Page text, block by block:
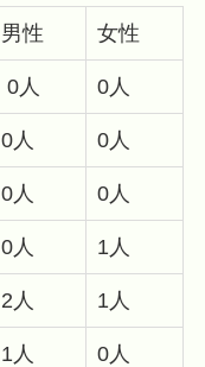
男性 女性
0人 0人
0人 0人
0人 0人
0人 1人
2人 1人
1人 0人